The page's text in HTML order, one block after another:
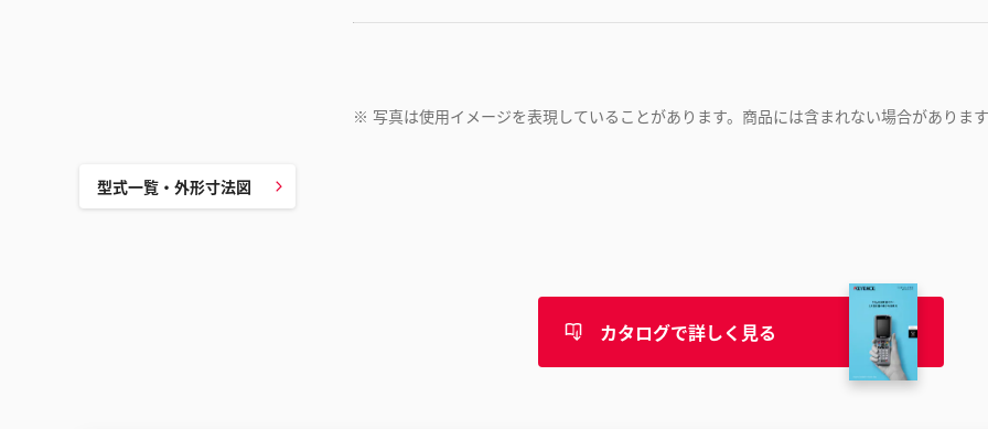
※ 写真は使用イメージを表現していることがあります。商品には含まれない場合がありま
型式一覧・外形寸法図
カタログで詳しく見る